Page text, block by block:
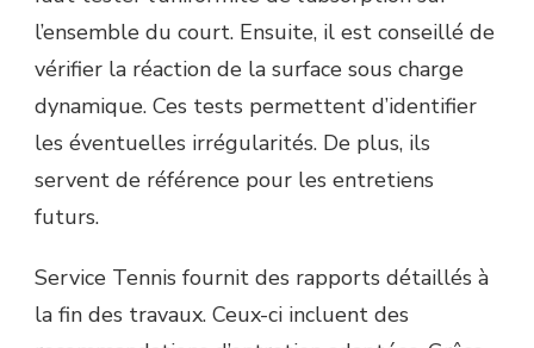
l’ensemble du court. Ensuite, il est conseillé de
vérifier la réaction de la surface sous charge
dynamique. Ces tests permettent d’identifier
les éventuelles irrégularités. De plus, ils
servent de référence pour les entretiens
futurs.
Service Tennis fournit des rapports détaillés à
la fin des travaux. Ceux-ci incluent des